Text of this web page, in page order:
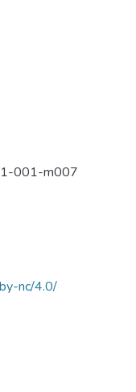
001-m007
nc/4.0/